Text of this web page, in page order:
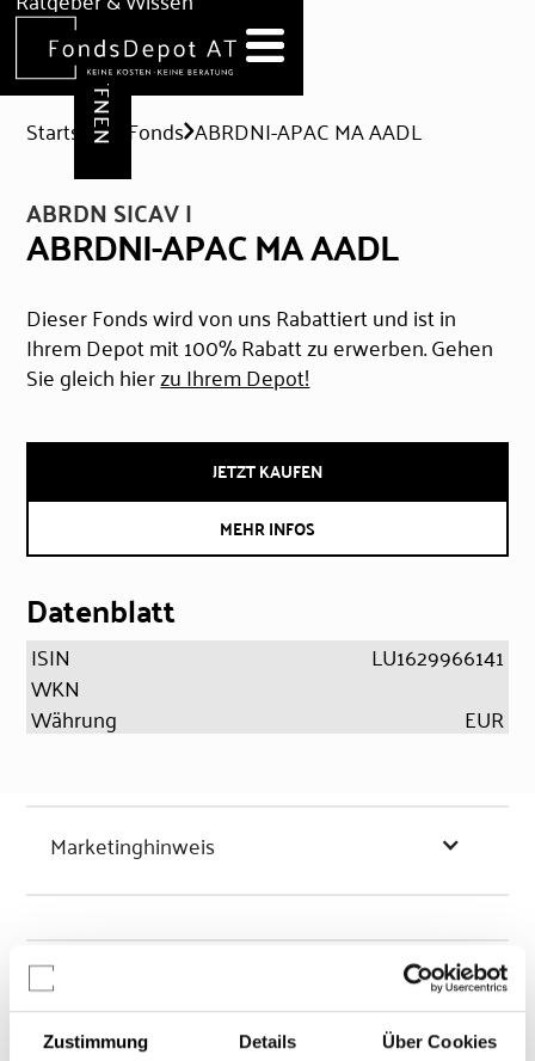
Zustimmung Details Über Cookies
Hilfe & Formulare
DEPOT ERÖFFNEN
Startseite Fonds ABRDNI-APAC MA AADL
ABRDN SICAV I
ABRDNI-APAC MA AADL
Dieser Fonds wird von uns Rabattiert und ist in
Ihrem Depot mit 100% Rabatt zu erwerben. Gehen
Sie gleich hierzu Ihrem Depot!
JETZT KAUFEN
MEHR INFOS
Datenblatt
ISIN
LU1629966141
WKN
Währung
EUR
Marketinghinweis
Chancen & Risiken